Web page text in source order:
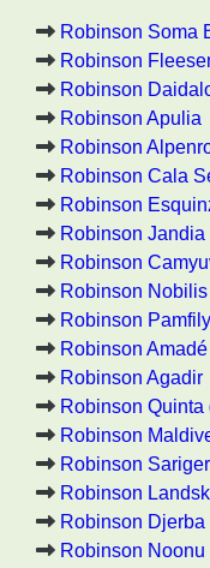
Robinson Soma
Robinson
Robinson
Robinson Apulia
Robinson
Robinson Cala
Robinson
Robinson Jandia
Robinson
Robinson Nobilis
Robinson
Robinson Amadé
Robinson Agadir
Robinson Quinta
Robinson
Robinson
Robinson
Robinson Djerba
Robinson Noonu